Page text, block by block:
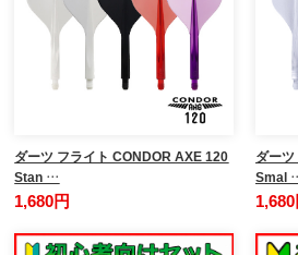
ダーツ フライト CONDOR AXE 120
Stan …
1,680円
ダー
Smal